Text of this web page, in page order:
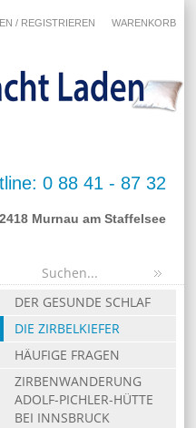
/ REGISTRIEREN WARENKORB
0 88 41 - 87 32
Murnau am Staffelsee
DER GESUNDE SCHLAF
DIE ZIRBELKIEFER
HÄUFIGE FRAGEN
ZIRBENWANDERUNG
ADOLF-PICHLER-HÜTTE
BEI INNSBRUCK